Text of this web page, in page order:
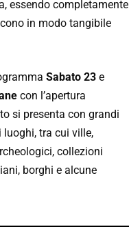
essendo completamente
in modo tangibile
Sabato 23 e
con l’apertura
si presenta con grandi
luoghi, tra cui ville,
collezioni
borghi e alcune